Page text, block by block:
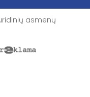
asmenų